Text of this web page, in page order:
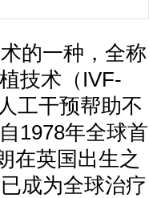
的一种，全称
技术（IVF-
工干预帮助不
1978年全球首
在英国出生之
成为全球治疗